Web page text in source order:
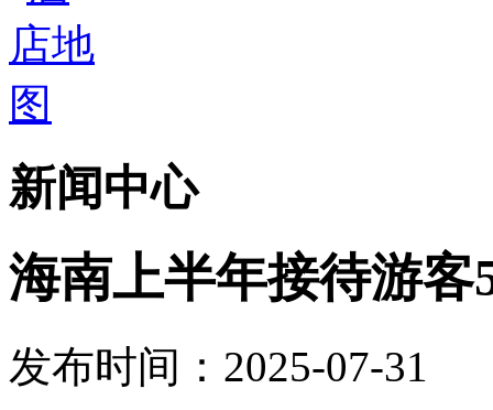
新闻中心
海南上半年接待游客
发布时间：2025-07-31